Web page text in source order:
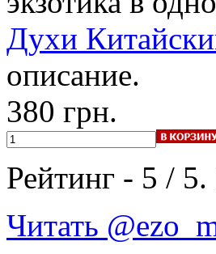
Духи
описание.
380 грн.
Рейтинг - 5 / 5.
Читать